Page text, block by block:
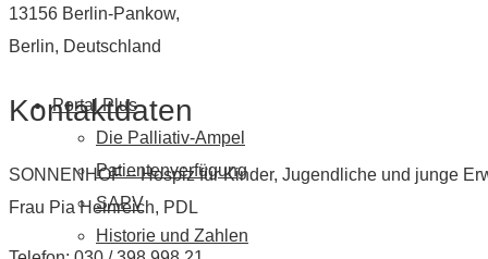
Portal Plus
Die Palliativ-Ampel
Patientenverfügung
SAPV
Historie und Zahlen
13156 Berlin-Pankow,
Berlin, Deutschland
Kontaktdaten
SONNENHOF – Hospiz für Kinder, Jugendliche und junge
Frau Pia Heinreich, PDL